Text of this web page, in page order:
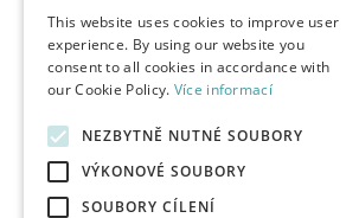
This website uses cookies to improve user
experience. By using our website you
consent to all cookies in accordance with
our Cookie Policy. Více informací
NEZBYTNĚ NUTNÉ SOUBORY
VÝKONOVÉ SOUBORY
SOUBORY CÍLENÍ